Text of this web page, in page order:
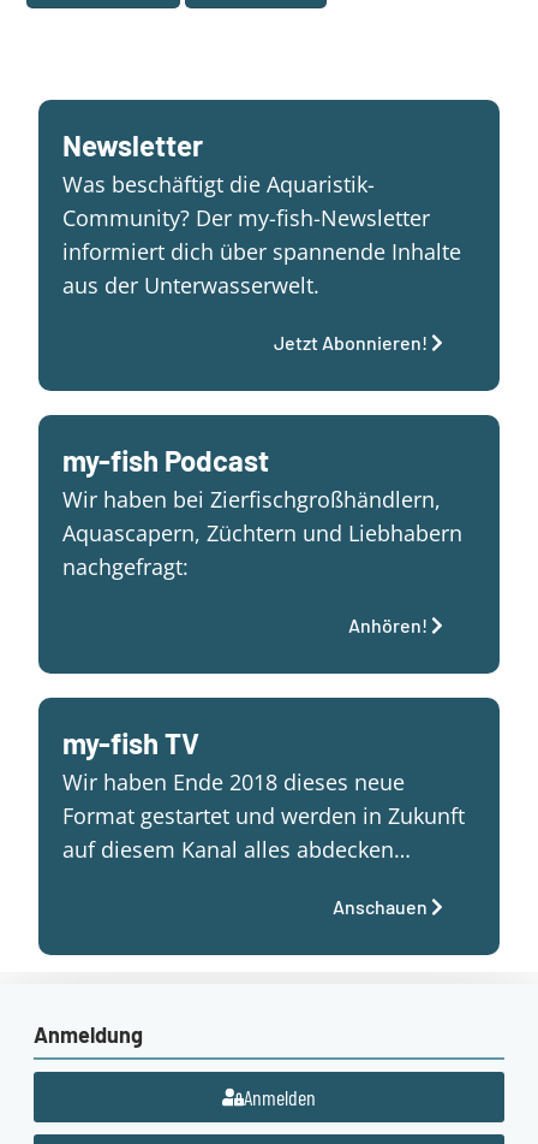
Newsletter
Was beschäftigt die Aquaristik-
Community? Der my-fish-Newsletter
informiert dich über spannende Inhalte
aus der Unterwasserwelt.
Jetzt Abonnieren!
my-fish Podcast
Wir haben bei Zierfischgroßhändlern,
Aquascapern, Züchtern und Liebhabern
nachgefragt:
Anhören!
my-fish TV
Wir haben Ende 2018 dieses neue
Format gestartet und werden in Zukunft
auf diesem Kanal alles abdecken…
Anschauen
Anmeldung
Anmelden